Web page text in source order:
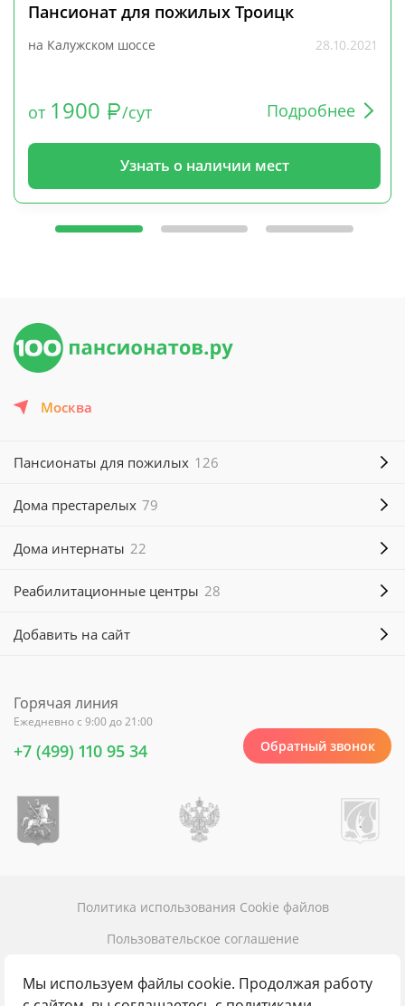
Пансионат для пожилых Троицк
на Калужском шоссе 28.10.2021
от 1900 /сут Подробнее
Узнать о наличии мест
Москва
Добавить на сайт
Пансионаты для пожилых 126
Дома престарелых 79
Дома интернаты 22
Реабилитационные центры 28
Горячая линия
Ежедневно с 9:00 до 21:00
+7 (499) 110 95 34 Обратный звонок
Карта сайта
Пользовательское соглашение
Политика использования Cookie файлов
Мы используем файлы cookie. Продолжая работу